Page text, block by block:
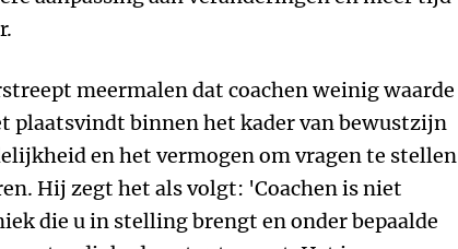
meermalen dat coachen weinig waarde
plaatsvindt binnen het kader van bewustzijn
en het vermogen om vragen te stellen
Hij zegt het als volgt: 'Coachen is niet
die u in stelling brengt en onder bepaalde